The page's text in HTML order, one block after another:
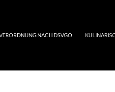
NACH DSVGO